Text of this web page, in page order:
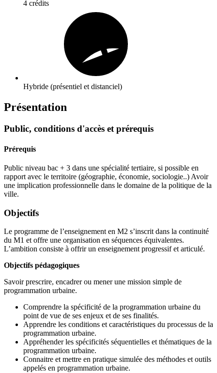
4 crédits
Hybride (présentiel et distanciel)
Présentation
Public, conditions d'accès et prérequis
Prérequis
Public niveau bac + 3 dans une spécialité tertiaire, si possible en
rapport avec le territoire (géographie, économie, sociologie..) Avoir
une implication professionnelle dans le domaine de la politique de la
ville.
Objectifs
Le programme de l’enseignement en M2 s’inscrit dans la continuité
du M1 et offre une organisation en séquences équivalentes.
L’ambition consiste à offrir un enseignement progressif et articulé.
Objectifs pédagogiques
Savoir prescrire, encadrer ou mener une mission simple de
programmation urbaine.
Comprendre la spécificité de la programmation urbaine du
point de vue de ses enjeux et de ses finalités.
Apprendre les conditions et caractéristiques du processus de la
programmation urbaine.
Appréhender les spécificités séquentielles et thématiques de la
programmation urbaine.
Connaitre et mettre en pratique simulée des méthodes et outils
appelés en programmation urbaine.